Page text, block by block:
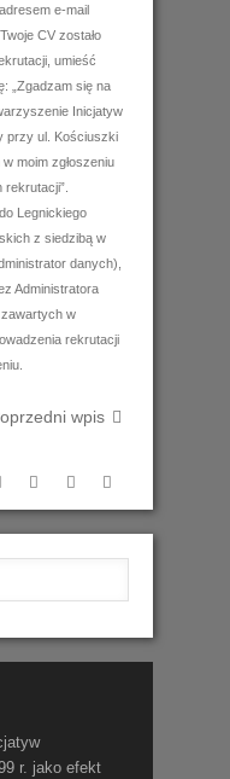
e-mail
CV zostało
umieść
„Zgadzam się na
Inicjatyw
przy ul. Kościuszki
moim zgłoszeniu
Legnickiego
z siedzibą w
danych),
Administratora
w
rekrutacji
wpis
r. jako efekt